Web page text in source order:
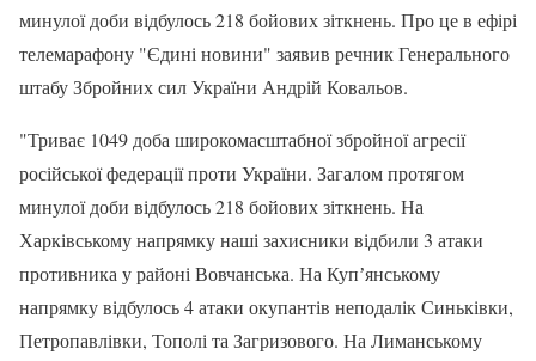
минулої доби відбулось 218 бойових зіткнень. Про це в ефірі
телемарафону "Єдині новини" заявив речник Генерального
штабу Збройних сил України Андрій Ковальов.
"Триває 1049 доба широкомасштабної збройної агресії
російської федерації проти України. Загалом протягом
минулої доби відбулось 218 бойових зіткнень. На
Харківському напрямку наші захисники відбили 3 атаки
противника у районі Вовчанська. На Купʼянському
напрямку відбулось 4 атаки окупантів неподалік Синьківки,
Петропавлівки, Тополі та Загризового. На Лиманському